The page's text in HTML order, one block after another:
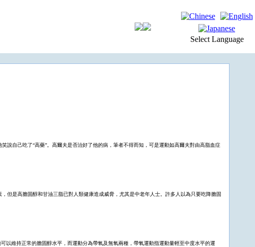
Select Language
說自己吃了“高藥”。高爾夫是否治好了他的病，筆者不得而知，可是運動如高爾夫對由高脂血症
但是高膽固醇和甘油三脂已對人類健康造成威脅，尤其是中老年人士。許多人以為只要吃降膽固
以維持正常的膽固醇水平，而運動分為帶氧及無氧兩種，帶氧運動指運動量輕至中度水平的運